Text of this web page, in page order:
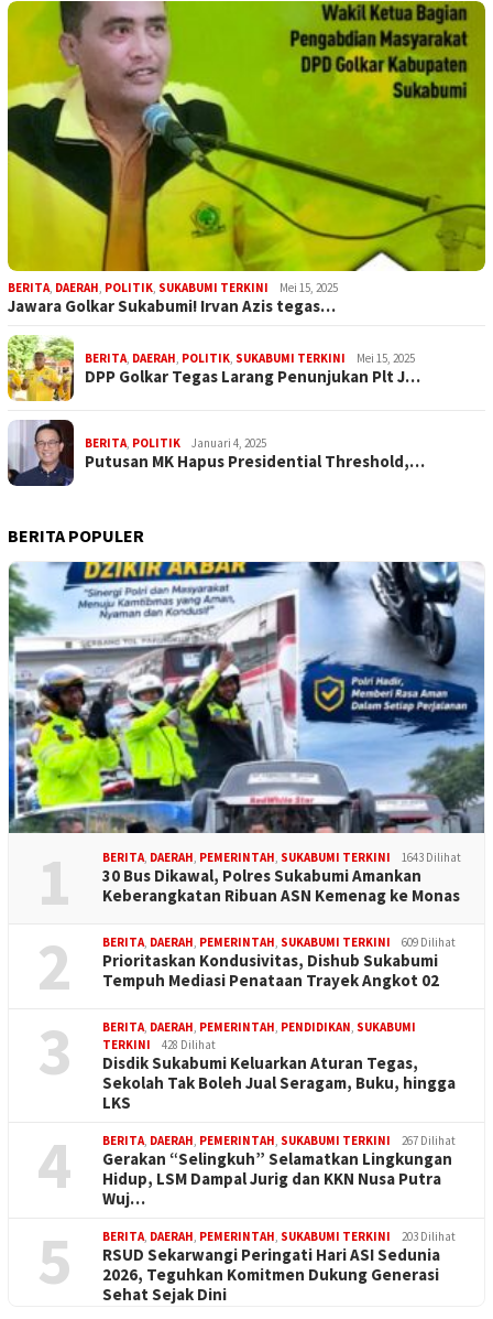
BERITA, DAERAH, POLITIK, SUKABUMI TERKINI Mei 15, 2025
Jawara Golkar Sukabumi! Irvan Azis tegas…
BERITA, DAERAH, POLITIK, SUKABUMI TERKINI Mei 15, 2025
DPP Golkar Tegas Larang Penunjukan Plt J…
BERITA, POLITIK Januari 4, 2025
Putusan MK Hapus Presidential Threshold,…
BERITA POPULER
1 BERITA, DAERAH, PEMERINTAH, SUKABUMI TERKINI 1643 Dilihat
30 Bus Dikawal, Polres Sukabumi Amankan
Keberangkatan Ribuan ASN Kemenag ke Monas
2 BERITA, DAERAH, PEMERINTAH, SUKABUMI TERKINI 609 Dilihat
Prioritaskan Kondusivitas, Dishub Sukabumi
Tempuh Mediasi Penataan Trayek Angkot 02
3 BERITA, DAERAH, PEMERINTAH, PENDIDIKAN, SUKABUMI
TERKINI
428 Dilihat
Disdik Sukabumi Keluarkan Aturan Tegas,
Sekolah Tak Boleh Jual Seragam, Buku, hingga
LKS
4 BERITA, DAERAH, PEMERINTAH, SUKABUMI TERKINI 267 Dilihat
Gerakan “Selingkuh” Selamatkan Lingkungan
Hidup, LSM Dampal Jurig dan KKN Nusa Putra
Wuj…
5 BERITA, DAERAH, PEMERINTAH, SUKABUMI TERKINI 203 Dilihat
RSUD Sekarwangi Peringati Hari ASI Sedunia
2026, Teguhkan Komitmen Dukung Generasi
Sehat Sejak Dini